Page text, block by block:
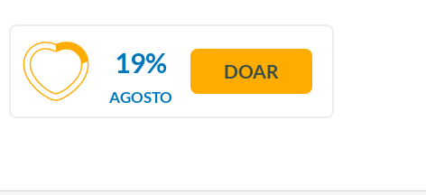
AGOSTO
19% DOAR